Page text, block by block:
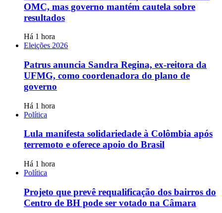
OMC, mas governo mantém cautela sobre
resultados
Há 1 hora
Eleições 2026
Patrus anuncia Sandra Regina, ex-reitora da
UFMG, como coordenadora do plano de
governo
Há 1 hora
Política
Lula manifesta solidariedade à Colômbia após
terremoto e oferece apoio do Brasil
Há 1 hora
Política
Projeto que prevê requalificação dos bairros do
Centro de BH pode ser votado na Câmara